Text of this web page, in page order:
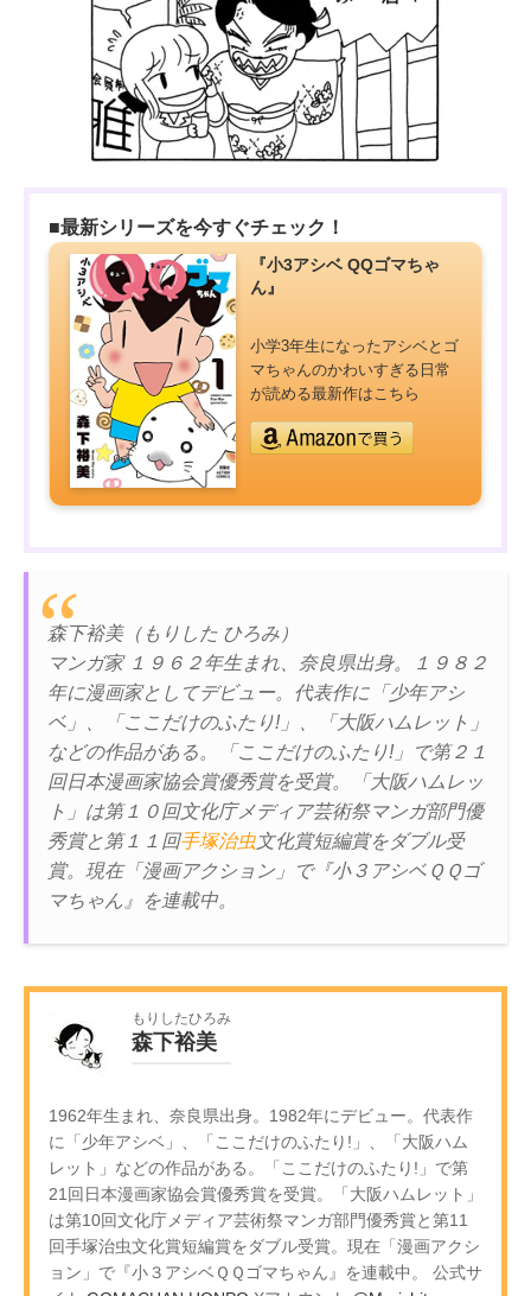
■最新シリーズを今すぐチェック！
『小3アシベ QQゴマちゃ
ん』
小学3年生になったアシベとゴ
マちゃんのかわいすぎる日常
が読める最新作はこちら
森下裕美（もりした ひろみ）
マンガ家 １９６２年生まれ、奈良県出身。１９８２
年に漫画家としてデビュー。代表作に「少年アシ
ベ」、「ここだけのふたり!」、「大阪ハムレット」
などの作品がある。「ここだけのふたり!」で第２１
回日本漫画家協会賞優秀賞を受賞。「大阪ハムレッ
ト」は第１０回文化庁メディア芸術祭マンガ部門優
秀賞と第１１回手塚治虫文化賞短編賞をダブル受
賞。現在「漫画アクション」で『小３アシベＱＱゴ
マちゃん』を連載中。
もりしたひろみ
森下裕美
1962年生まれ、奈良県出身。1982年にデビュー。代表作
に「少年アシベ」、「ここだけのふたり!」、「大阪ハム
レット」などの作品がある。「ここだけのふたり!」で第
21回日本漫画家協会賞優秀賞を受賞。「大阪ハムレット」
は第10回文化庁メディア芸術祭マンガ部門優秀賞と第11
回手塚治虫文化賞短編賞をダブル受賞。現在「漫画アクシ
ョン」で『小３アシベＱＱゴマちゃん』を連載中。 公式サ